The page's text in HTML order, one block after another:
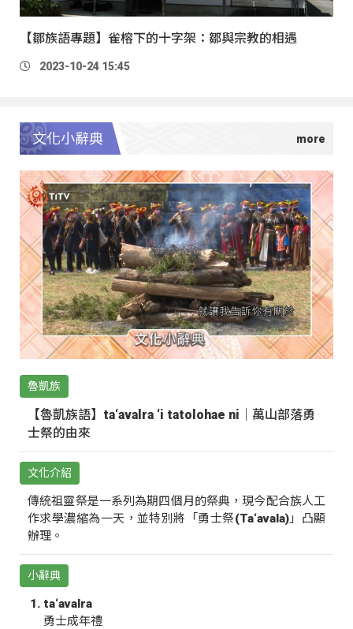
【鄒族語專題】雀榕下的十字架：鄒與宗教的相遇
2023-10-24 15:45
文化小辭典
魯凱族
【魯凱族語】ta‘avalra ‘i tatolohae ni｜萬山部落勇
士祭的由來
文化介紹
傳統祖靈祭是一系列為期四個月的祭典，現今配合族人工
作求學濃縮為一天，並特別將「勇士祭(Ta‘avala)」凸顯
辦理。
小辭典
ta‘avalra
勇士成年禮